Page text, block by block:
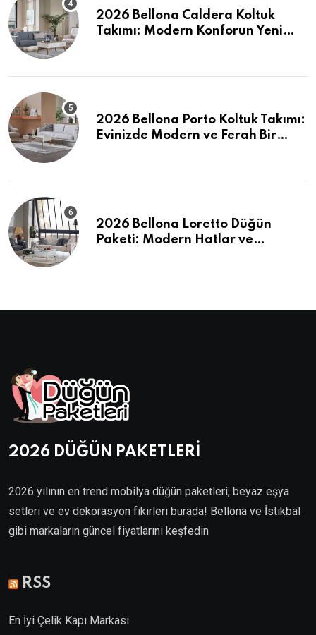
2026 Bellona Caldera Koltuk
Takımı: Modern Konforun Yeni
2026 Bellona Porto Koltuk Takımı:
Evinizde Modern ve Ferah Bir
2026 Bellona Loretto Düğün
Paketi: Modern Hatlar ve
2026 DÜĞÜN PAKETLERİ
2026 yılının en trend mobilya düğün paketleri, beyaz eşya
setleri ve ev dekorasyon fikirleri burada! Bellona ve İstikbal
gibi markaların güncel fiyatlarını keşfedin
RSS
En İyi Çelik Kapı Markası